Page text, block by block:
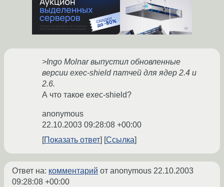
>Ingo Molnar выпустил обновленные
версии exec-shield патчей для ядер 2.4 и
2.6.
А что такое exec-shield?
anonymous
22.10.2003 09:28:08 +00:00
Показать ответ
Ссылка
Ответ на: комментарий от anonymous 22.10.2003
09:28:08 +00:00